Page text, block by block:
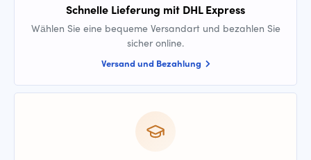
Schnelle Lieferung mit DHL Express
Wählen Sie eine bequeme Versandart und bezahlen Sie
sicher online.
Versand und Bezahlung